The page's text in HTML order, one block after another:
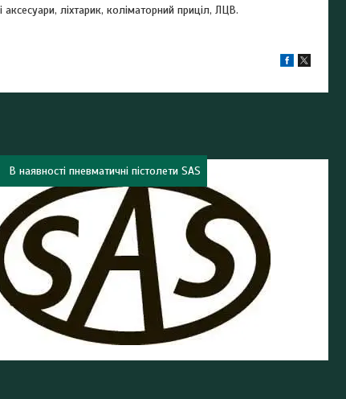
ліхтарик, коліматорний приціл, ЛЦВ.
В наявності пневматичні пістолети SAS